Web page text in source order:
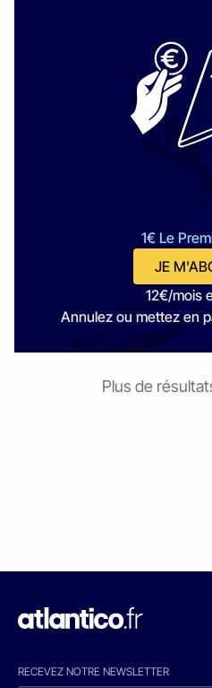
1€ Le
JE
12€/mois
Annulez ou mettez en
Plus de
RECEVEZ NOTRE NEWSLETTER